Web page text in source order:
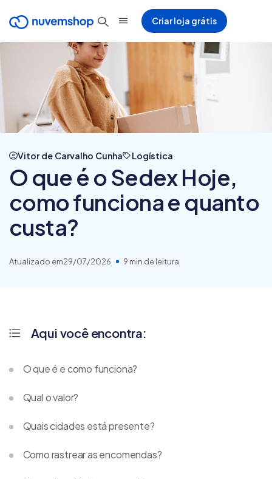
Criar loja grátis
Vitor de Carvalho Cunha Logística
O que é o Sedex Hoje,
como funciona e quanto
custa?
Atualizado em29/07/2026 9 min de leitura
Aqui você encontra:
O que é e como funciona?
Qual o valor?
Quais cidades está presente?
Como rastrear as encomendas?